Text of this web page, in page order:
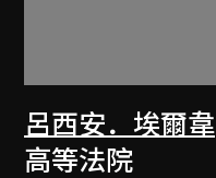
呂西安．埃爾韋
高等法院